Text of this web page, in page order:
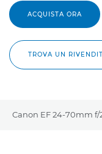
ACQUISTA ORA
TROVA UN
Canon EF 24-70mm f/